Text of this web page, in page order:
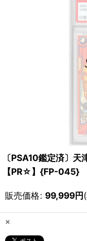
〔PSA10鑑定済〕
【PR☆】{FP-045}
販売価格: 99,999円
×